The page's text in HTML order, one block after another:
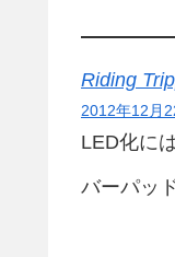
Riding
2012年12月
LED化に
バーパッ